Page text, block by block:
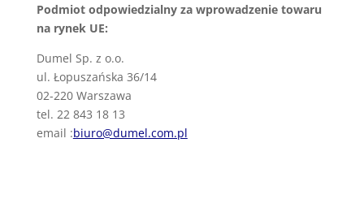
Podmiot odpowiedzialny za wprowadzenie towaru
na rynek UE:
Dumel Sp. z o.o.
ul. Łopuszańska 36/14
02-220 Warszawa
tel. 22 843 18 13
email :biuro@dumel.com.pl